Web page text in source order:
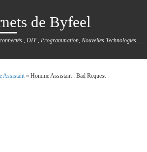
de Byfeel
, DIY , Programmation, Nouvelles Technologies ….
Assistant » Homme Assistant : Bad Request